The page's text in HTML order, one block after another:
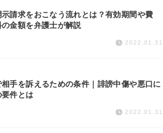
請求をおこなう流れとは？有効期間や費
金額を弁護士が解説
2022.01.31
手を訴えるための条件｜誹謗中傷や悪口に
件とは
2022.01.31